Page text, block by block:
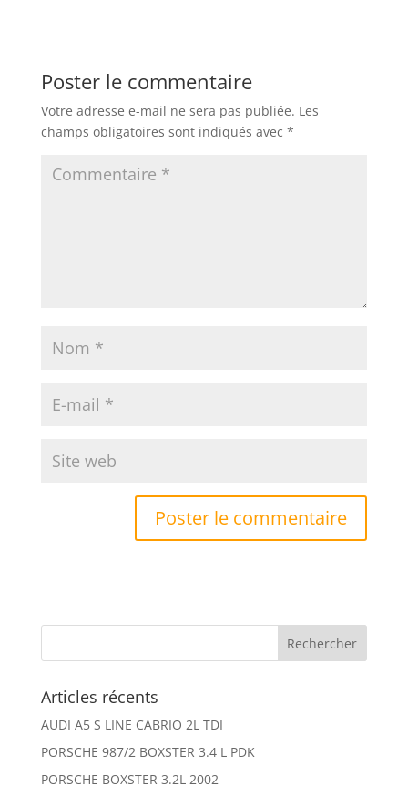
Poster le commentaire
Votre adresse e-mail ne sera pas publiée. Les
champs obligatoires sont indiqués avec *
Articles récents
AUDI A5 S LINE CABRIO 2L TDI
PORSCHE 987/2 BOXSTER 3.4 L PDK
PORSCHE BOXSTER 3.2L 2002